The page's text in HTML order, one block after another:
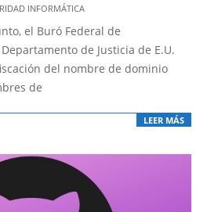
INFORMÁTICA
el Buró Federal de
de Justicia de E.U.
del nombre de dominio
de
LEER MÁS